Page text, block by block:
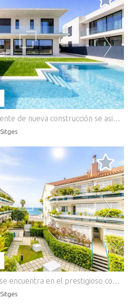
CARGANDO...
Esta villa independiente de nueva construcción se asienta sobre una parcela de 601 m² en La Plana y ofrece aproximadamente 305 m² de superficie construida, incluyendo una piscina privada y un jardín paisajístico. Diseñada con un enfoque en la arquitectura moderna, el espacio y la funcionalidad, la vivienda se distribuye en tres niveles y ofrece una combinación equilibrada de confort interior y vida al aire libre. Su diseño contemporáneo y sus generosas proporciones la hacen ideal para familias o compradores que buscan una vivienda de alta calidad en una de las zonas residenciales más prometedoras de Sitges. La villa presenta un estilo arquitectónico limpio y moderno, con amplios espacios y una distribución diseñada para maximizar la luz y la sensación de amplitud. Los espacios exteriores se centran en el jardín y la piscina, creando un ambiente privado ideal para relajarse y recibir invitados. Los porches cubiertos extienden el espacio habitable al aire libre, ofreciendo zonas de sombra para comer y socializar, manteniendo una fuerte conexión con el jardín. En el interior, la planta principal está diseñada para la vida cotidiana, con amplias zonas diáfanas que se conectan fluidamente con el exterior. Grandes ventanales permiten que la luz natural inunde la vivienda y refuerzan la integración entre el interior y el exterior. La cocina, el salón y el comedor están ubicados estratégicamente para funcionar como un centro neurálgico, ideal tanto para la vida familiar como para recibir invitados. La planta superior está destinada a la zona de descanso, con habitaciones bien proporcionadas diseñadas para ofrecer comodidad y privacidad. La distribución permite una clara separación entre las zonas de estar y de descanso, optimizando la funcionalidad general de la vivienda. La planta baja ofrece espacio adicional que puede adaptarse a diferentes necesidades, como un gimnasio, una estancia de cine o una habitación para invitados. La piscina privada y el jardín son elementos clave de la vivienda, ofreciendo un entorno exterior tranquilo y apartado. Estas áreas brindan un amplio espacio para relajarse, recrearse y recibir invitados, lo que hace que la vivienda sea ideal para disfrutar del clima mediterráneo durante todo el año. Esta villa representa una excelente oportunidad para los compradores que buscan una vivienda moderna y espaciosa, con una alta calidad de construcción, zonas de estar flexibles y un entorno exterior privado. Con un diseño contemporáneo, amplios espacios y un enfoque en el estilo de vida, se trata de una vivienda completa, ideal tanto para residencia permanente como para inversión a largo plazo. Póngase en contacto con nosotros para obtener más información. Comercializado por Dils Lucas Fox (Lucas Trading, S.L. con CIF B64125438), actuando como intermediario inmobiliario. La información facilitada es meramente informativa, basada en datos proporcionados por la propiedad, y puede estar sujeta a modificaciones. No constituye oferta contractual.
Sitges
CARGANDO...
Este elegante piso se encuentra en el prestigioso complejo residencial Parc de Mar, una de las urbanizaciones privadas más exclusivas de Sitges. Con aproximadamente 108 m² de superficie interior y 53 m² de terrazas privadas, la vivienda combina amplias proporciones con una perfecta integración con el exterior. Diseñado para aprovechar al máximo la luz natural y las vistas despejadas, ofrece un ambiente refinado y confortable, ideal tanto para residencia permanente como para segunda vivienda. El promoción Parc de Mar destaca por su excepcional entorno comunitario, con jardines paisajísticos impecablemente cuidados, varios piscinas y acceso directo al paseo marítimo. Su carácter cerrado garantiza un alto nivel de privacidad y seguridad, mientras que sus amplias zonas verdes crean una sensación de amplitud y tranquilidad poco común en urbanizaciones costeras. El piso , distribuido en una sola planta, cuenta con terrazas tanto en la parte delantera como en la trasera, lo que permite disfrutar de diferentes orientaciones a lo largo del día. Estos espacios exteriores amplían la zona de estar y ofrecen un entorno ideal para comer, relajarse y disfrutar del clima mediterráneo. Además, las terrazas potencian la sensación de amplitud, aportando luz al interior y reforzando la integración entre el interior y el exterior. En el interior, la vivienda ofrece una distribución bien proporcionada con una clara separación entre las zonas de estar y los dormitorios. El salón principal se abre directamente a la terraza, creando una fluidez natural y un ambiente confortable tanto para el día a día como para recibir invitados. La cocina está ubicada estratégicamente para mayor funcionalidad, con fácil acceso tanto al salón como a los espacios exteriores. El piso incluye un dormitorio principal con baño privado, dos dormitorios dobles y un baño de cortesía, diseñado para brindar comodidad y flexibilidad tanto para la vida familiar como para recibir visitas. Cada espacio está bien definido, con luz natural y un ambiente tranquilo y neutro en todas las estancias. Lo que realmente distingue a esta vivienda es su ubicación dentro del Parc de Mar y una bonito/a y amplia terraza con vistas directas al mar. La combinación de seguridad privada, extensas zonas verdes, piscinas estilo resort y la proximidad inmediata a la playa crea un entorno de vida único. Ofrece un nivel de tranquilidad y exclusividad considerado entre los mejores de Sitges. Esta vivienda es ideal para compradores que buscan una vivienda segura, espaciosa y bien ubicada, con amplias zonas al aire libre y acceso a servicios comunitarios de primera calidad. Este piso, que ofrece privacidad, amplitud y un estilo de vida centrado en el mar, representa una oportunidad única dentro de una de las comunidades más consolidadas y codiciadas de Sitges. Póngase en contacto con nosotros para obtener más información. Comercializado por Dils Lucas Fox (Lucas Trading, S.L. con CIF B64125438), actuando como intermediario inmobiliario. La información facilitada es meramente informativa, basada en datos proporcionados por la propiedad, y puede estar sujeta a modificaciones. No constituye oferta contractual.
Sitges